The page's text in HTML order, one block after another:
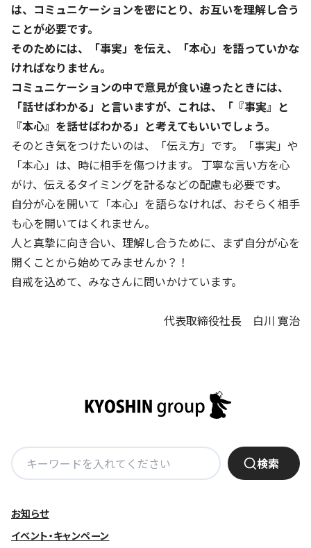
安全・安心にお通いいただくために
活動報告
お客様相談センター
メッセージアーカイブス
は、コミュニケーションを密にとり、お互いを理解し合う
ことが必要です。
そのためには、「事実」を伝え、「本心」を語っていかな
ければなりません。
コミュニケーションの中で意見が食い違ったときには、
「話せばわかる」と言いますが、これは、「『事実』と
『本心』を話せばわかる」と考えてもいいでしょう。
そのとき気をつけたいのは、「伝え方」です。「事実」や
「本心」は、時に相手を傷つけます。 丁寧な言い方を心
がけ、伝えるタイミングを計るなどの配慮も必要です。
自分が心を開いて「本心」を語らなければ、おそらく相手
も心を開いてはくれません。
人と真摯に向き合い、理解し合うために、まず自分が心を
開くことから始めてみませんか？！
自戒を込めて、みなさんに問いかけています。
代表取締役社長 白川 寛治
検
索:
検索
お知らせ
イベント・キャンペーン